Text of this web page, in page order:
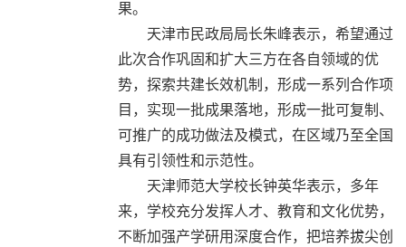
果。
天津市民政局局长朱峰表示，希望通过
此次合作巩固和扩大三方在各自领域的优
势，探索共建长效机制，形成一系列合作项
目，实现一批成果落地，形成一批可复制、
可推广的成功做法及模式，在区域乃至全国
具有引领性和示范性。
天津师范大学校长钟英华表示，多年
来，学校充分发挥人才、教育和文化优势，
不断加强产学研用深度合作，把培养拔尖创